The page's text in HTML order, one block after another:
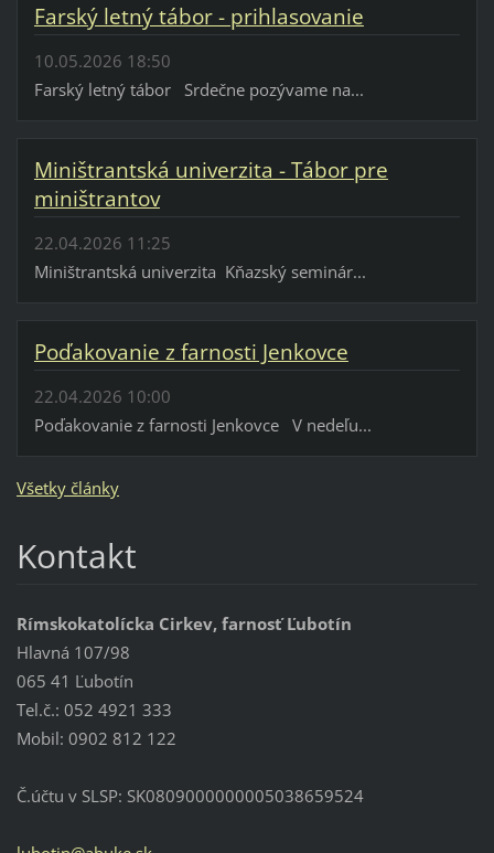
Farský letný tábor - prihlasovanie
10.05.2026 18:50
Farský letný tábor Srdečne pozývame na...
Miništrantská univerzita - Tábor pre
miništrantov
22.04.2026 11:25
Miništrantská univerzita Kňazský seminár...
Poďakovanie z farnosti Jenkovce
22.04.2026 10:00
Poďakovanie z farnosti Jenkovce V nedeľu...
Všetky články
Kontakt
Rímskokatolícka Cirkev, farnosť Ľubotín
Hlavná 107/98
065 41 Ľubotín
Tel.č.: 052 4921 333
Mobil: 0902 812 122
Č.účtu v SLSP: SK0809000000005038659524